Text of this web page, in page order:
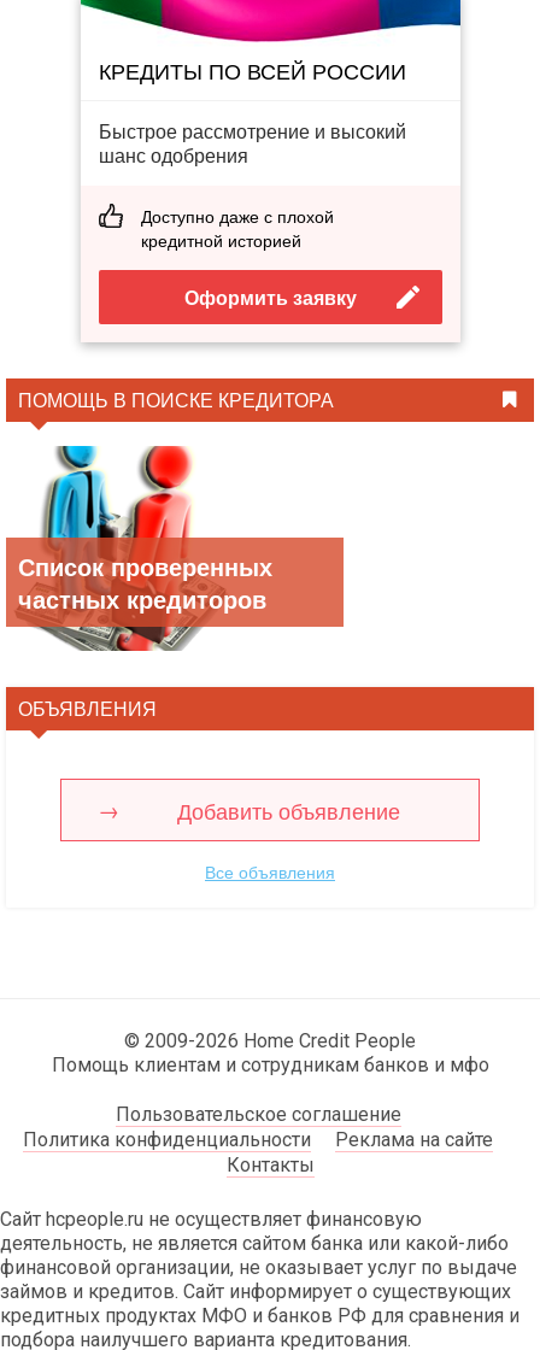
КРЕДИТЫ ПО ВСЕЙ РОССИИ
Быстрое рассмотрение и высокий
шанс одобрения
Доступно даже с плохой
кредитной историей
Оформить заявку
ПОМОЩЬ В ПОИСКЕ КРЕДИТОРА
Список проверенных
частных кредиторов
ОБЪЯВЛЕНИЯ
Добавить объявление
Все объявления
© 2009-2026 Home Credit People
Помощь клиентам и сотрудникам банков и мфо
Пользовательское соглашение
Политика конфиденциальности
Реклама на сайте
Контакты
Сайт hcpeople.ru не осуществляет финансовую
деятельность, не является сайтом банка или какой-либо
финансовой организации, не оказывает услуг по выдаче
займов и кредитов. Сайт информирует о существующих
кредитных продуктах МФО и банков РФ для сравнения и
подбора наилучшего варианта кредитования.